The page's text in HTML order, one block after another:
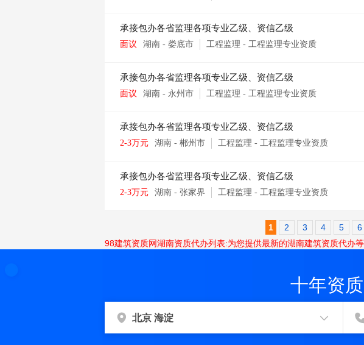
承接包办各省监理各项专业乙级、资信乙级
面议 湖南 - 娄底市 工程监理 - 工程监理专业资质
承接包办各省监理各项专业乙级、资信乙级
面议 湖南 - 永州市 工程监理 - 工程监理专业资质
承接包办各省监理各项专业乙级、资信乙级
2-3万元 湖南 - 郴州市 工程监理 - 工程监理专业资质
承接包办各省监理各项专业乙级、资信乙级
2-3万元 湖南 - 张家界 工程监理 - 工程监理专业资质
1 2 3 4 5 6
98建筑资质网湖南资质代办列表:为您提供最新的湖南建筑资质代办
十年资